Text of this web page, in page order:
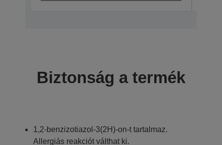
Biztonság a termék
1,2-benzizotiazol-3(2H)-on-t tartalmaz.
Allergiás reakciót válthat ki.